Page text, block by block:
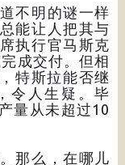
不明的谜一样
能让人把其与
执行官马斯克
成交付。但相
特斯拉能否继
令人生疑。毕
量从未超过10
那么，在哪儿